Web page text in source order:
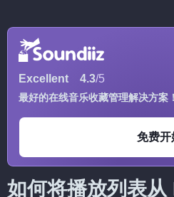
Excellent 4.3/5
最好的在线音乐收藏管理解决方案！
免费开
如何将播放列表